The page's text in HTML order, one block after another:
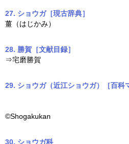
27. ショウガ［現古辞典］
薑（はじかみ）
28. 勝賀［文献目録］
⇒宅磨勝賀
29. ショウガ（近江ショウガ）［百科
©Shogakukan
30. ショウガ科